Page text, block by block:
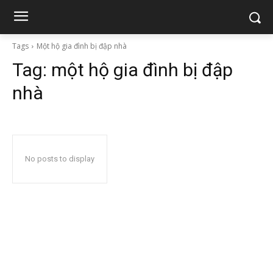
Tags Một hộ gia đình bị đập nhà
Tag: một hộ gia đình bị đập
nhà
No posts to display